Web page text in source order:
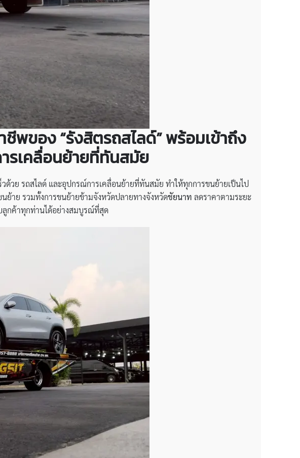
พของ “รังสิตรถสไลด์” พร้อมเข้าถึง
รเคลื่อนย้ายที่ทันสมัย
วด้วย รถสไลด์ และอุปกรณ์การเคลื่อนย้ายที่ทันสมัย ทำให้ทุกการขนย้ายเป็นไป
ย้าย รวมทั้งการขนย้ายข้ามจังหวัดปลายทางจังหวัดชัยนาท ลดราคาตามระยะ
ลูกค้าทุกท่านได้อย่างสมบูรณ์ที่สุด